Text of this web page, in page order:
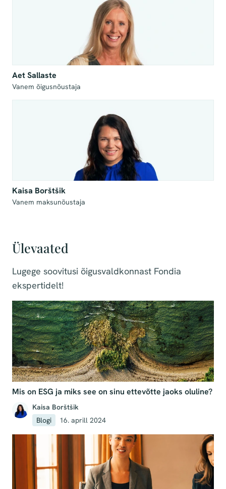
Aet Sallaste
Vanem õigusnõustaja
Kaisa Borštšik
Vanem maksunõustaja
Ülevaated
Lugege soovitusi õigusvaldkonnast Fondia
ekspertidelt!
Mis on ESG ja miks see on sinu ettevõtte jaoks oluline?
Kaisa Borštšik
Blogi
16. aprill 2024